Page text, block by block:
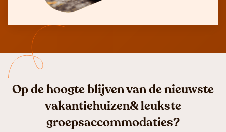
Op de hoogte blijven van de nieuwste
vakantiehuizen& leukste
groepsaccommodaties?